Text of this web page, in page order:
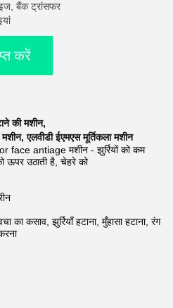
बैंक ट्रांसफर
करें
की मशीन,
,एलवीडी ईएमएस मूर्तिकला मशीन
face antiage मशीन - झुर्रियों को कम
ऊपर उठाती है, चेहरे को
का कसाव, झुर्रियाँ हटाना, मुँहासा हटाना, रंग